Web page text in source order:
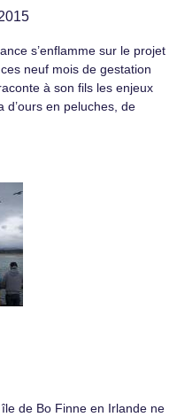
s’enflamme sur le projet
neuf mois de gestation
à son fils les enjeux
d’ours en peluches, de
de Bo Finne en Irlande ne